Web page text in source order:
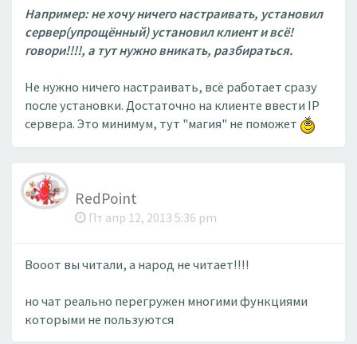
Например: не хочу ничего настраивать, установил
сервер(упрощённый) установил клиент и всё!
говори!!!!, а тут нужно вникать, разбираться.
Не нужно ничего настраивать, всё работает сразу
после установки. Достаточно на клиенте ввести IP
сервера. Это минимум, тут "магия" не поможет
RedPoint
Пт апр 12, 2013 5:36 pm
​Вооот вы читали, а народ не читает!!!!
но чат реально перегружен многими функциями
которыми не пользуются